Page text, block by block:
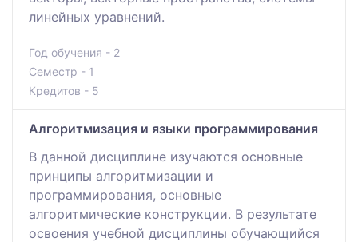
линейных уравнений.
Год обучения - 2
Семестр - 1
Кредитов - 5
Алгоритмизация и языки программирования
В данной дисциплине изучаются основные
принципы алгоритмизации и
программирования, основные
алгоритмические конструкции. В результате
освоения учебной дисциплины обучающийся